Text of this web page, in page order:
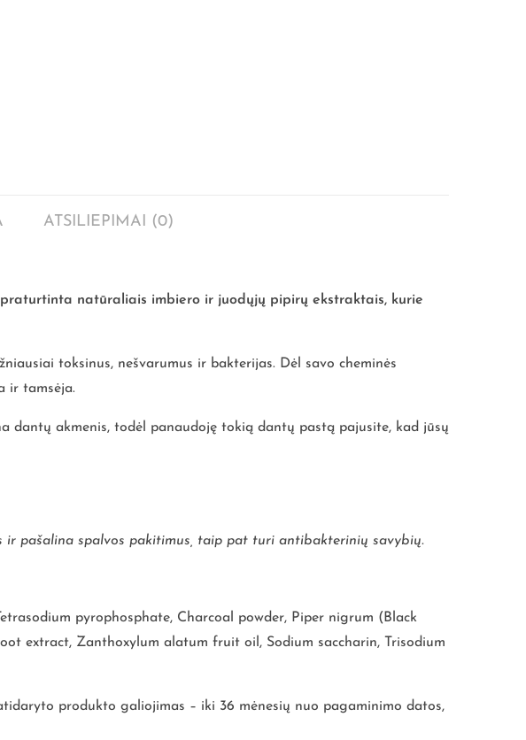
ATSILIEPIMAI (0)
natūraliais imbiero ir juodųjų pipirų ekstraktais, kurie
toksinus, nešvarumus ir bakterijas. Dėl savo cheminės
ir tamsėja.
akmenis, todėl panaudoję tokią dantų pastą pajusite, kad jūsų
pašalina spalvos pakitimus, taip pat turi antibakterinių savybių.
pyrophosphate, Charcoal powder, Piper nigrum (Black
extract, Zanthoxylum alatum fruit oil, Sodium saccharin, Trisodium
produkto galiojimas – iki 36 mėnesių nuo pagaminimo datos,